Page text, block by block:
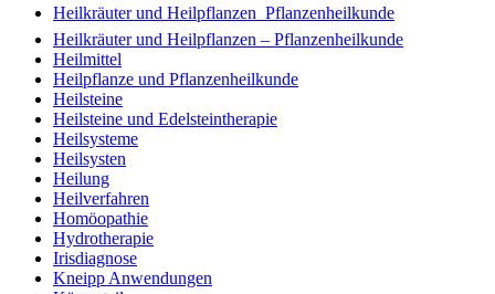
Heilkräuter und Heilpflanzen  Pflanzenheilkunde
Heilkräuter und Heilpflanzen – Pflanzenheilkunde
Heilmittel
Heilpflanze und Pflanzenheilkunde
Heilsteine
Heilsteine und Edelsteintherapie
Heilsysteme
Heilsysten
Heilung
Heilverfahren
Homöopathie
Hydrotherapie
Irisdiagnose
Kneipp Anwendungen